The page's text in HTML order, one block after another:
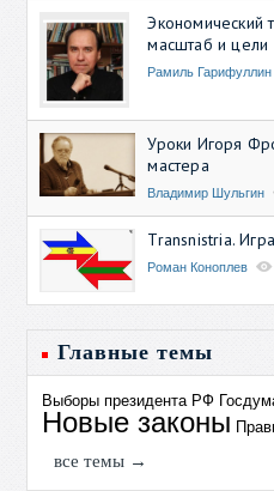
Экономический
масштаб и цели
Рамиль Гарифуллин
Уроки Игоря
мастера
Владимир Шульгин
Transnistria.
Роман Коноплев
Главные темы
Выборы президента РФ
Новые законы
все темы →